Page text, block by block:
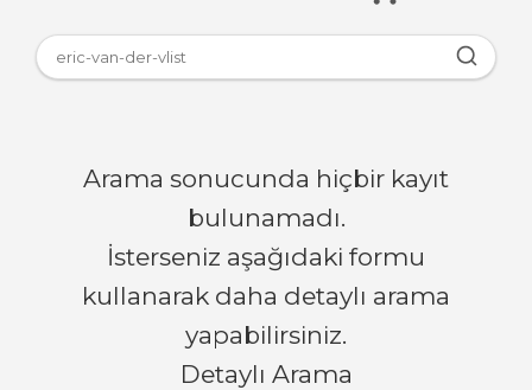
Arama sonucunda hiçbir kayıt
bulunamadı.
İsterseniz aşağıdaki formu
kullanarak daha detaylı arama
yapabilirsiniz.
Detaylı Arama